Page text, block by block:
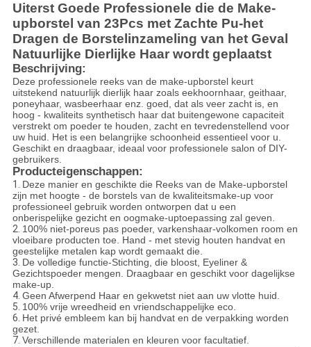
Uiterst Goede Professionele die de Make-
upborstel van 23Pcs met Zachte Pu-het
Dragen de Borstelinzameling van het Geval
Natuurlijke Dierlijke Haar wordt geplaatst
Beschrijving:
Deze professionele reeks van de make-upborstel keurt
uitstekend natuurlijk dierlijk haar zoals eekhoornhaar, geithaar,
poneyhaar, wasbeerhaar enz. goed, dat als veer zacht is, en
hoog - kwaliteits synthetisch haar dat buitengewone capaciteit
verstrekt om poeder te houden, zacht en tevredenstellend voor
uw huid. Het is een belangrijke schoonheid essentieel voor u.
Geschikt en draagbaar, ideaal voor professionele salon of DIY-
gebruikers.
Producteigenschappen:
1. Deze manier en geschikte die Reeks van de Make-upborstel
zijn met hoogte - de borstels van de kwaliteitsmake-up voor
professioneel gebruik worden ontworpen dat u een
onberispelijke gezicht en oogmake-uptoepassing zal geven.
2. 100% niet-poreus pas poeder, varkenshaar-volkomen room en
vloeibare producten toe. Hand - met stevig houten handvat en
geestelijke metalen kap wordt gemaakt die.
3. De volledige functie-Stichting, die bloost, Eyeliner &
Gezichtspoeder mengen. Draagbaar en geschikt voor dagelijkse
make-up.
4. Geen Afwerpend Haar en gekwetst niet aan uw vlotte huid.
5. 100% vrije wreedheid en vriendschappelijke eco.
6. Het privé embleem kan bij handvat en de verpakking worden
gezet.
7. Verschillende materialen en kleuren voor facultatief.